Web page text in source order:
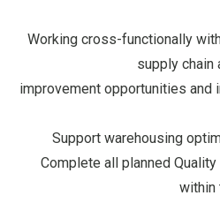
Working cross-functionally
supply chain
improvement opportunities and
Support warehousing
Complete all planned
within